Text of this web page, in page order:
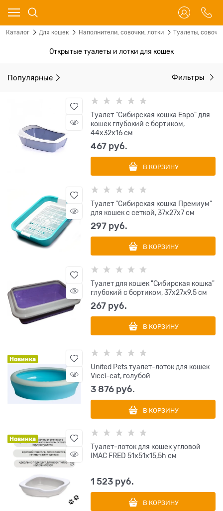
Каталог Для кошек Наполнители, совочки, лотки Туалеты,
Открытые туалеты и лотки для кошек
Популярные Фильтры
Туалет "Сибирская кошка Евро" для
кошек глубокий с бортиком,
44x32x16 см
467 руб.
В КОРЗИНУ
Туалет "Сибирская кошка Премиум"
для кошек с сеткой, 37x27x7 см
297 руб.
В КОРЗИНУ
Туалет для кошек "Сибирская кошка"
глубокий с бортиком, 37x27x9.5 см
267 руб.
В КОРЗИНУ
Новинка
United Pets туалет-лоток для кошек
Viccì-cat, голубой
3 876 руб.
В КОРЗИНУ
Новинка
Туалет-лоток для кошек угловой
IMAC FRED 51х51х15,5h см
1 523 руб.
В КОРЗИНУ